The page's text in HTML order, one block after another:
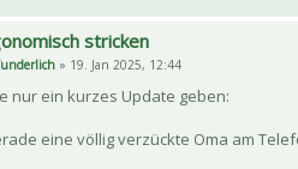
stricken
» 19. Jan 2025, 12:44
nur ein kurzes Update geben:
eine völlig verzückte Oma am